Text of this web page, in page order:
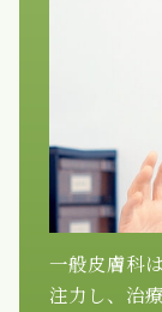
一般皮膚科
注力し、治